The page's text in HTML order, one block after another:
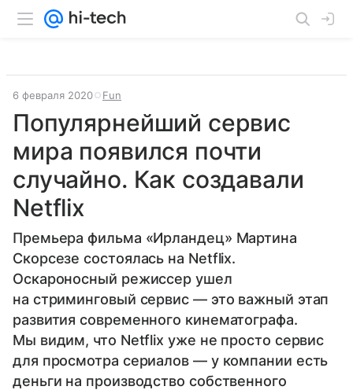
6 февраля 2020 Fun
Популярнейший сервис
мира появился почти
случайно. Как создавали
Netflix
Премьера фильма «Ирландец» Мартина
Скорсезе состоялась на Netflix.
Оскароносный режиссер ушел
на стриминговый сервис — это важный этап
развития современного кинематографа.
Мы видим, что Netflix уже не просто сервис
для просмотра сериалов — у компании есть
деньги на производство собственного